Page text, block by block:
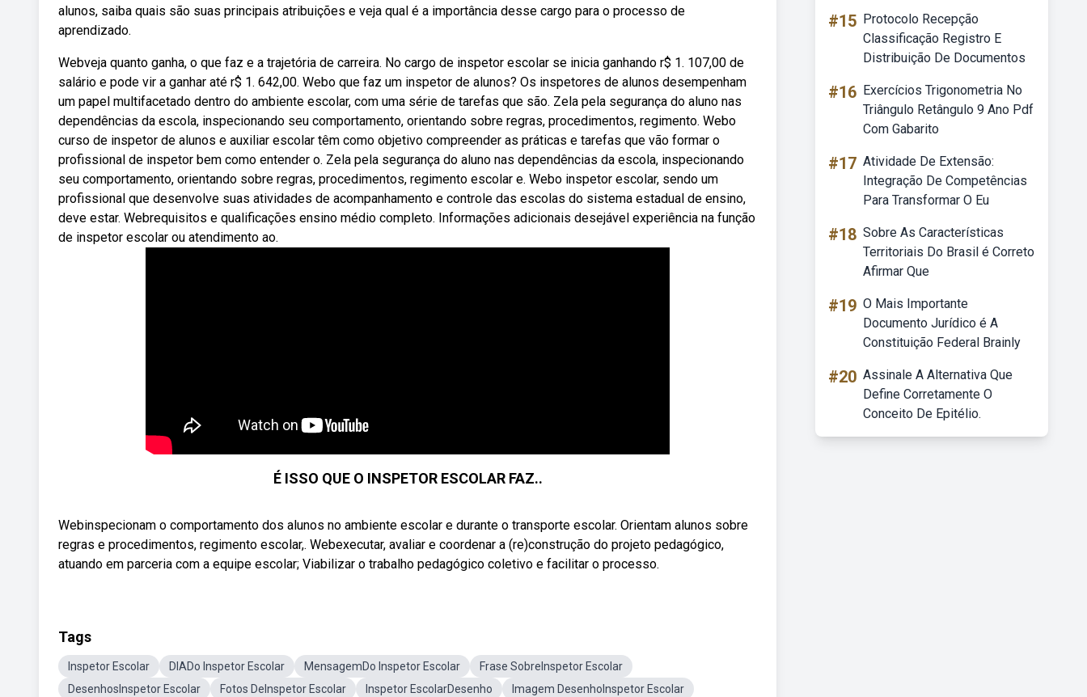
alunos, saiba quais são suas principais atribuições e veja qual é a importância desse cargo para o processo de
aprendizado.
Webveja quanto ganha, o que faz e a trajetória de carreira. No cargo de inspetor escolar se inicia ganhando r$ 1. 107,00 de
salário e pode vir a ganhar até r$ 1. 642,00. Webo que faz um inspetor de alunos? Os inspetores de alunos desempenham
um papel multifacetado dentro do ambiente escolar, com uma série de tarefas que são. Zela pela segurança do aluno nas
dependências da escola, inspecionando seu comportamento, orientando sobre regras, procedimentos, regimento. Webo
curso de inspetor de alunos e auxiliar escolar têm como objetivo compreender as práticas e tarefas que vão formar o
profissional de inspetor bem como entender o. Zela pela segurança do aluno nas dependências da escola, inspecionando
seu comportamento, orientando sobre regras, procedimentos, regimento escolar e. Webo inspetor escolar, sendo um
profissional que desenvolve suas atividades de acompanhamento e controle das escolas do sistema estadual de ensino,
deve estar. Webrequisitos e qualificações ensino médio completo. Informações adicionais desejável experiência na função
de inspetor escolar ou atendimento ao.
É ISSO QUE O INSPETOR ESCOLAR FAZ..
Webinspecionam o comportamento dos alunos no ambiente escolar e durante o transporte escolar. Orientam alunos sobre
regras e procedimentos, regimento escolar,. Webexecutar, avaliar e coordenar a (re)construção do projeto pedagógico,
atuando em parceria com a equipe escolar; Viabilizar o trabalho pedagógico coletivo e facilitar o processo.
Tags
Inspetor Escolar DIADo Inspetor Escolar MensagemDo Inspetor Escolar
Frase SobreInspetor Escolar
DesenhosInspetor Escolar
Fotos DeInspetor Escolar Inspetor EscolarDesenho Imagem DesenhoInspetor Escolar
#15 Protocolo Recepção
Classificação Registro E
Distribuição De Documentos
#16 Exercícios Trigonometria No
Triângulo Retângulo 9 Ano Pdf
Com Gabarito
#17 Atividade De Extensão:
Integração De Competências
Para Transformar O Eu
#18 Sobre As Características
Territoriais Do Brasil é Correto
Afirmar Que
#19 O Mais Importante
Documento Jurídico é A
Constituição Federal Brainly
#20 Assinale A Alternativa Que
Define Corretamente O
Conceito De Epitélio.